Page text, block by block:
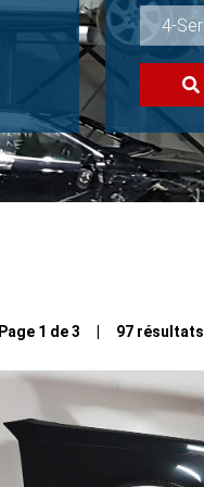
Page 1 de 3 | 97 résultats